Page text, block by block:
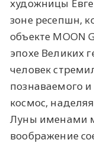
художницы
зоне ресепшн,
объекте MOON
эпохе Великих
человек
познаваемого
космос,
Луны именами
воображение